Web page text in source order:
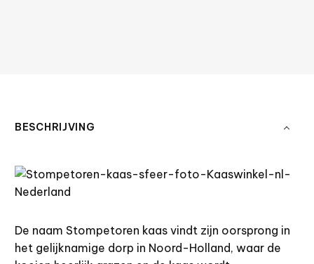
BESCHRIJVING
De naam Stompetoren kaas vindt zijn oorsprong in
het gelijknamige dorp in Noord-Holland, waar de